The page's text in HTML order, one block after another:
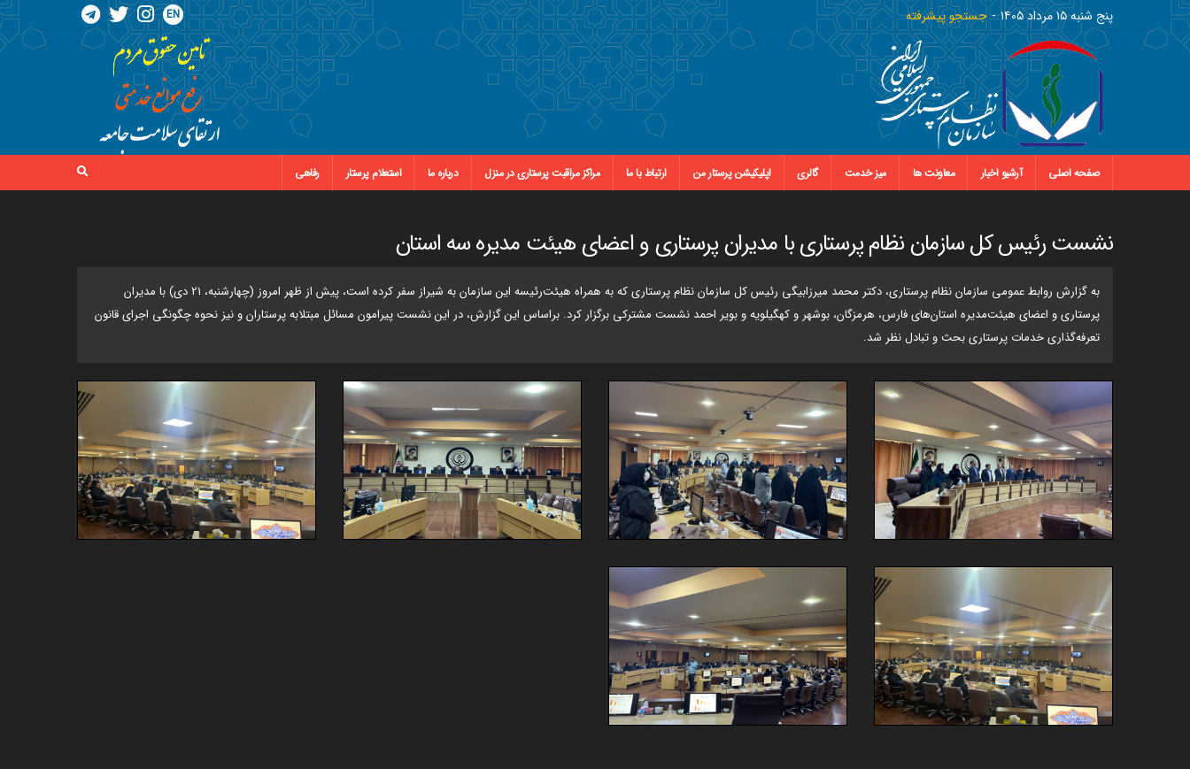
پنج شنبه ١٥ مرداد ١٤٠٥ جستجو پیشرفته EN
صفحه اصلی آرشیو اخبار معاونت ها میز خدمت گالری اپلیکیشن پرستار من ارتباط با ما مراکز مراقبت پرستاری در منزل درباره ما استعلام پرستار رفاهی
نشست رئیس کل سازمان نظام پرستاری با مدیران پرستاری و اعضای هیئت مدیره سه استان
به گزارش روابط عمومی سازمان نظام پرستاری، دکتر محمد میرزابیگی رئیس کل سازمان نظام پرستاری که به همراه هیئت‌رئیسه این سازمان به شیراز سفر کرده است، پیش از ظهر امروز (چهارشنبه، 21 دی) با مدیران
پرستاری و اعضای هیئت‌مدیره استان‌های فارس، هرمزگان، بوشهر و کهگیلویه و بویر احمد نشست مشترکی برگزار کرد. براساس این گزارش، در این نشست پیرامون مسائل مبتلابه پرستاران و نیز نحوه چگونگی اجرای قانون
تعرفه‌گذاری خدمات پرستاری بحث و تبادل نظر شد.